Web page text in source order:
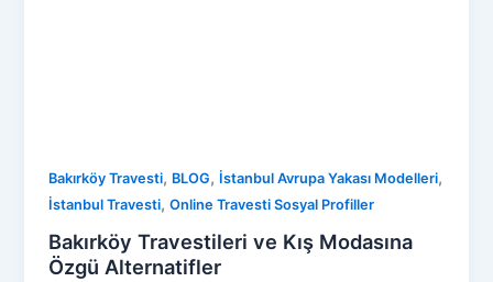
Bakırköy Travesti, BLOG, İstanbul Avrupa Yakası Modelleri,
İstanbul Travesti,Online Travesti Sosyal Profiller
Bakırköy Travestileri ve Kış Modasına
Özgü Alternatifler